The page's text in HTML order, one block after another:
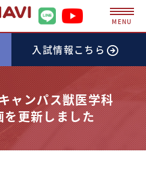
MENU
入試情報こちら
ャンパス獣医学科
を更新しました